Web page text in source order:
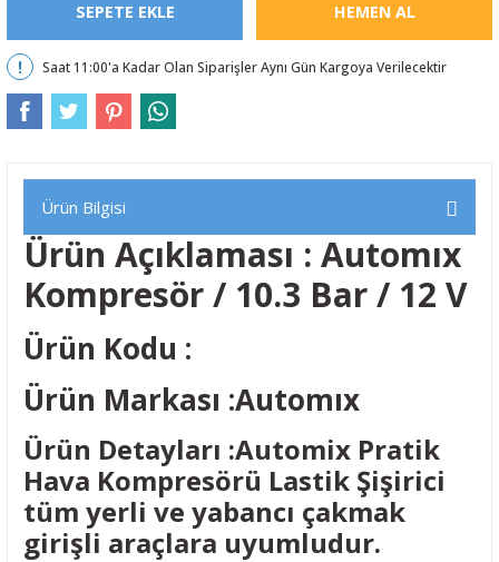
SEPETE EKLE HEMEN AL
Saat 11:00'a Kadar Olan Siparişler Aynı Gün Kargoya Verilecektir
Ürün Bilgisi
Ürün Açıklaması : Automıx
Kompresör / 10.3 Bar / 12 V
Ürün Kodu :
Ürün Markası :Automıx
Ürün Detayları :Automix Pratik
Hava Kompresörü Lastik Şişirici
tüm yerli ve yabancı çakmak
girişli araçlara uyumludur.